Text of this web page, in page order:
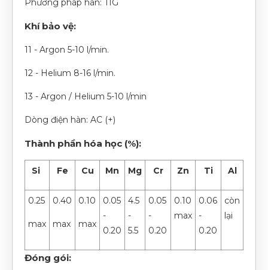
Phương pháp hàn: TIG
Khí bảo vệ:
11 - Argon 5-10 l/min.
12 - Helium 8-16 l/min.
13 - Argon / Helium 5-10 l/min
Dòng điện hàn: AC (+)
Thành phần hóa học (%):
Si Fe Cu Mn Mg Cr Zn Ti Al
0.25
max
0.40
max
0.10
max
0.05
-
0.20
4.5
-
5.5
0.05
-
0.20
0.10
max
0.06
-
0.20
còn
lại
Đóng gói: